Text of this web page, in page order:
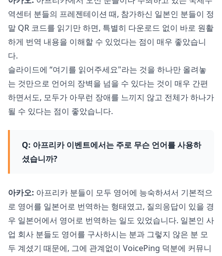
역센터 분들의 프레젠테이션 때, 참가하신 일본인 분들이 정
말 QR 코드를 읽기만 하면, 특별히 다운로드 없이 바로 원활
하게 번역 내용을 이해할 수 있었다는 점이 매우 좋았습니
다.
슬라이드에 “여기를 읽어주세요"라는 것을 하나만 올려놓
는 것만으로 언어의 장벽을 넘을 수 있다는 것이 매우 간편
하면서도, 모두가 아무런 장애를 느끼지 않고 전체가 하나가
될 수 있다는 점이 좋았습니다.
Q: 아프리카 이벤트에서는 주로 무슨 언어를 사용하
셨습니까?
아카오: 아프리카 분들이 모두 영어에 능숙하셔서 기본적으
로 영어를 일본어로 번역하는 형태였고, 질의응답이 있을 경
우 일본어에서 영어로 번역하는 일도 있었습니다. 일본인 사
업 회사 분들도 영어를 구사하시는 분과 그렇지 않은 분 모
두 계셨기 때문에, 그에 관계없이 VoicePing 덕분에 커뮤니